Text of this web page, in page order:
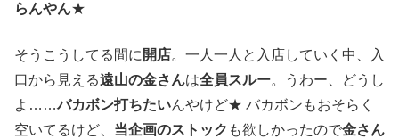
らんやん★
そうこうしてる間に 開店。一人一人と入店していく中、入
口から見える遠山の金さんは全員スルー。うわー、どうし
よ……バカボン打ちたいんやけど★ バカボンもおそらく
空いてるけど、 当企画のストック も欲しかったので金さん